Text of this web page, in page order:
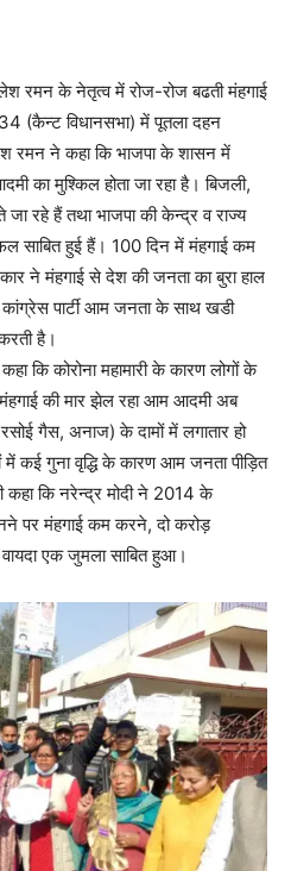
रमन के नेतृत्व में रोज-रोज बढती मंहगाई
(कैन्ट विधानसभा) में पूतला दहन
रमन ने कहा कि भाजपा के शासन में
का मुश्किल होता जा रहा है। बिजली,
जा रहे हैं तथा भाजपा की केन्द्र व राज्य
साबित हुई हैं। 100 दिन में मंहगाई कम
ने मंहगाई से देश की जनता का बुरा हाल
कांग्रेस पार्टी आम जनता के साथ खडी
है।
कि कोरोना महामारी के कारण लोगों के
की मार झेल रहा आम आदमी अब
गैस, अनाज) के दामों में लगातार हो
में कई गुना वृद्धि के कारण आम जनता पीड़ित
कहा कि नरेन्द्र मोदी ने 2014 के
पर मंहगाई कम करने, दो करोड़
एक जुमला साबित हुआ।